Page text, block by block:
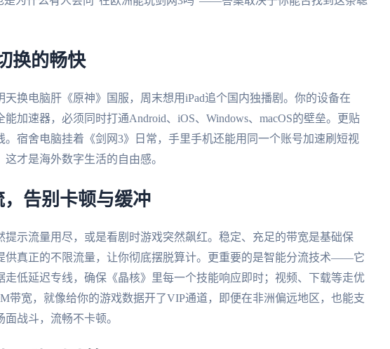
换的畅快
换电脑肝《原神》国服，周末想用iPad追个国内独播剧。你的设备在
加速器，必须同时打通Android、iOS、Windows、macOS的壁垒。更贴
。宿舍电脑挂着《剑网3》日常，手里手机还能用同一个账号加速刷短视
才是海外数字生活的自由感。
告别卡顿与缓冲
提示流量用尽，或是看剧时游戏突然飙红。稳定、充足的带宽是基础保
供真正的不限流量，让你彻底摆脱算计。更重要的是智能分流技术——它
走低延迟专线，确保《晶核》里每一个技能响应即时；视频、下载等走优
带宽，就像给你的游戏数据开了VIP通道，即便在非洲偏远地区，也能支
战斗，流畅不卡顿。